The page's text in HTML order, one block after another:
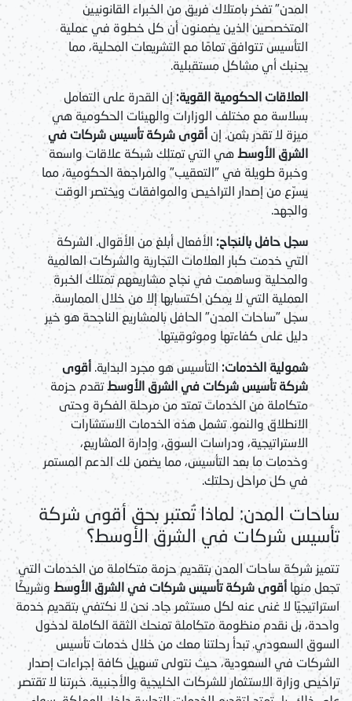
المدن" تفخر بامتلاك فريق من الخبراء القانونيين
المتخصصين الذين يضمنون أن كل خطوة في عملية
التأسيس تتوافق تمامًا مع التشريعات المحلية، مما
يجنبك أي مشاكل مستقبلية.
العلاقات الحكومية القوية:إن القدرة على التعامل
بسلاسة مع مختلف الوزارات والهيئات الحكومية هي
ميزة لا تقدر بثمن. إن أقوى شركة تأسيس شركات في
الشرق الأوسط هي التي تمتلك شبكة علاقات واسعة
وخبرة طويلة في "التعقيب" والمراجعة الحكومية، مما
يسرّع من إصدار التراخيص والموافقات ويختصر الوقت
والجهد.
سجل حافل بالنجاح: الأفعال أبلغ من الأقوال. الشركة
التي خدمت كبار العلامات التجارية والشركات العالمية
والمحلية وساهمت في نجاح مشاريعهم تمتلك الخبرة
العملية التي لا يمكن اكتسابها إلا من خلال الممارسة.
سجل "ساحات المدن" الحافل بالمشاريع الناجحة هو خير
دليل على كفاءتها وموثوقيتها.
شمولية الخدمات: التأسيس هو مجرد البداية. أقوى
شركة تأسيس شركات في الشرق الأوسطتقدم حزمة
متكاملة من الخدمات تمتد من مرحلة الفكرة وحتى
الانطلاق والنمو. تشمل هذه الخدمات الاستشارات
الاستراتيجية، ودراسات السوق، وإدارة المشاريع،
وخدمات ما بعد التأسيس، مما يضمن لك الدعم المستمر
في كل مراحل رحلتك.
ساحات المدن: لماذا تُعتبر بحق أقوى شركة
تأسيس شركات في الشرق الأوسط؟
تتميز شركة ساحات المدن بتقديم حزمة متكاملة من الخدمات التي
تجعل منها أقوى شركة تأسيس شركات في الشرق الأوسط وشريكًا
استراتيجيًا لا غنى عنه لكل مستثمر جاد. نحن لا نكتفي بتقديم خدمة
واحدة، بل نقدم منظومة متكاملة تمنحك الثقة الكاملة لدخول
السوق السعودي. تبدأ رحلتنا معك من خلال خدمات تأسيس
الشركات في السعودية، حيث نتولى تسهيل كافة إجراءات إصدار
تراخيص وزارة الاستثمار للشركات الخليجية والأجنبية. خبرتنا لا تقتصر